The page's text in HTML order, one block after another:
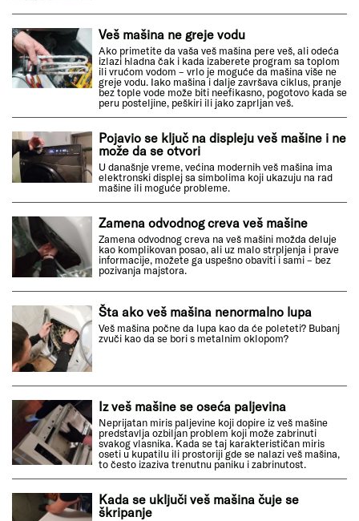
Veš mašina ne greje vodu
Ako primetite da vaša veš mašina pere veš, ali odeća
izlazi hladna čak i kada izaberete program sa toplom
ili vrućom vodom – vrlo je moguće da mašina više ne
greje vodu. Iako mašina i dalje završava ciklus, pranje
bez tople vode može biti neefikasno, pogotovo kada se
peru posteljine, peškiri ili jako zaprljan veš.
Pojavio se ključ na displeju veš mašine i ne
može da se otvori
U današnje vreme, većina modernih veš mašina ima
elektronski displej sa simbolima koji ukazuju na rad
mašine ili moguće probleme.
Zamena odvodnog creva veš mašine
Zamena odvodnog creva na veš mašini možda deluje
kao komplikovan posao, ali uz malo strpljenja i prave
informacije, možete ga uspešno obaviti i sami – bez
pozivanja majstora.
Šta ako veš mašina nenormalno lupa
Veš mašina počne da lupa kao da će poleteti? Bubanj
zvuči kao da se bori s metalnim oklopom?
Iz veš mašine se oseća paljevina
Neprijatan miris paljevine koji dopire iz veš mašine
predstavlja ozbiljan problem koji može zabrinuti
svakog vlasnika. Kada se taj karakterističan miris
oseti u kupatilu ili prostoriji gde se nalazi veš mašina,
to često izaziva trenutnu paniku i zabrinutost.
Kada se uključi veš mašina čuje se
škripanje